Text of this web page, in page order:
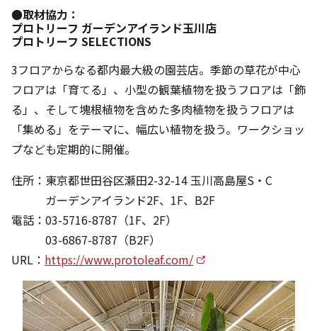
●取材協力：
プロトリーフ ガーデンアイランド玉川店
プロトリーフ SELECTIONS
3フロアからなる都内最大級の園芸店。季節の草花が中心
フロアは「育てる」、小型の観葉植物を扱うフロアは「飾
る」、そして塊根植物を含めた多肉植物を扱うフロアは
「集める」をテーマに、幅広い植物を扱う。ワークショッ
プなども定期的に開催。
住所：東京都世田谷区瀬田2-32-14 玉川高島屋S・C
ガーデンアイランド2F、1F、B2F
電話：03-5716-8787（1F、2F）
03-6867-8787（B2F）
URL： https://www.protoleaf.com/